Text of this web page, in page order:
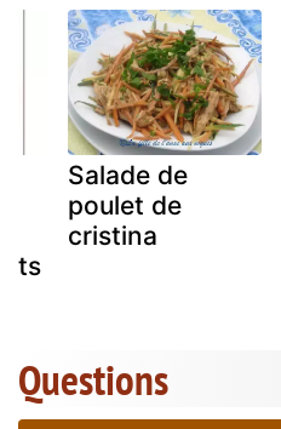
Salade de
poulet de
cristina
Questions